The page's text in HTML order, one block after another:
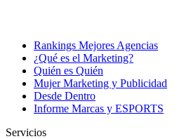
Rankings Mejores Agencias
¿Qué es el Marketing?
Quién es Quién
Mujer Marketing y Publicidad
Desde Dentro
Informe Marcas y ESPORTS
Servicios